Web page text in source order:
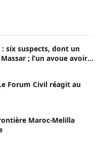
six suspects, dont un
; l’un avoue avoir
Forum Civil réagit au
Maroc-Melilla